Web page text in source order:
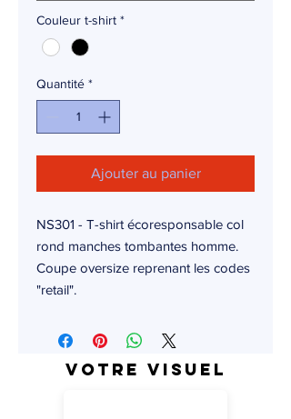
Couleur t-shirt *
Quantité *
Ajouter au panier
NS301 - T-shirt écoresponsable col
rond manches tombantes homme.
Coupe oversize reprenant les codes
"retail".
Votre visuel